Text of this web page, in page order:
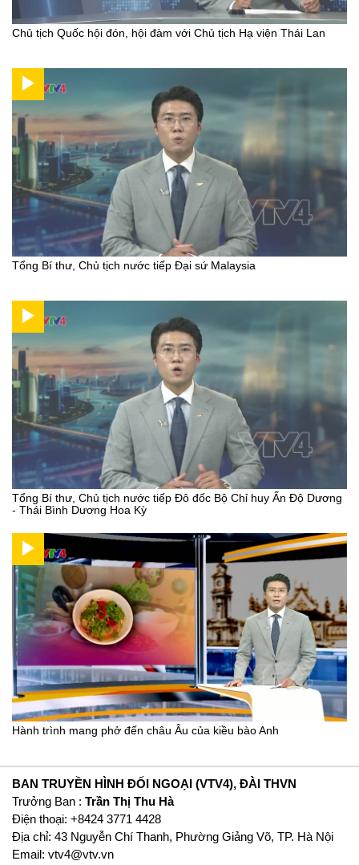
Chủ tịch Quốc hội đón, hội đàm với Chủ tịch Hạ viện Thái Lan
Tổng Bí thư, Chủ tịch nước tiếp Đại sứ Malaysia
Tổng Bí thư, Chủ tịch nước tiếp Đô đốc Bộ Chỉ huy Ấn Độ Dương
- Thái Bình Dương Hoa Kỳ
Hành trình mang phở đến châu Âu của kiều bào Anh
BAN TRUYỀN HÌNH ĐỐI NGOẠI (VTV4), ĐÀI THVN
Trưởng Ban : Trần Thị Thu Hà
Ðiện thoại: +8424 3771 4428
Địa chỉ: 43 Nguyễn Chí Thanh, Phường Giảng Võ, TP. Hà Nội
Email: vtv4@vtv.vn